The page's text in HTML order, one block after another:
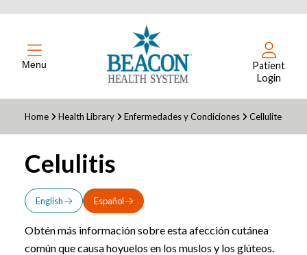
Menu
Patient
Login
Home Health Library Enfermedades y Condiciones Cellulite
Celulitis
English Español
Obtén más información sobre esta afección cutánea
común que causa hoyuelos en los muslos y los glúteos.